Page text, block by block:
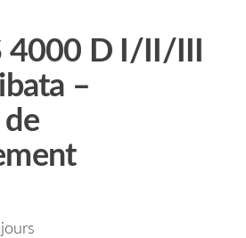
4000 D I/II/III
–